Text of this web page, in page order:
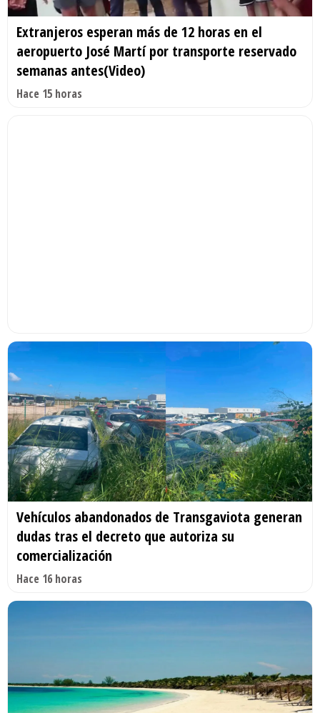
Extranjeros esperan más de 12 horas en el
aeropuerto José Martí por transporte reservado
semanas antes(Video)
Hace 15 horas
Vehículos abandonados de Transgaviota generan
dudas tras el decreto que autoriza su
comercialización
Hace 16 horas